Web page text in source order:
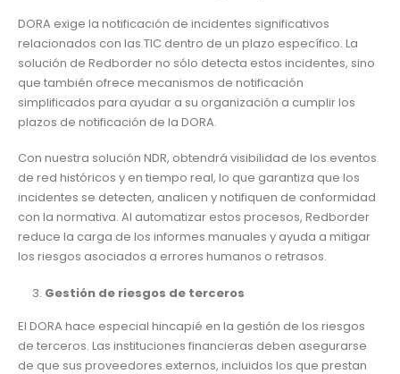
DORA exige la notificación de incidentes significativos
relacionados con las TIC dentro de un plazo específico. La
solución de Redborder no sólo detecta estos incidentes, sino
que también ofrece mecanismos de notificación
simplificados para ayudar a su organización a cumplir los
plazos de notificación de la DORA.
Con nuestra solución NDR, obtendrá visibilidad de los eventos
de red históricos y en tiempo real, lo que garantiza que los
incidentes se detecten, analicen y notifiquen de conformidad
con la normativa. Al automatizar estos procesos, Redborder
reduce la carga de los informes manuales y ayuda a mitigar
los riesgos asociados a errores humanos o retrasos.
Gestión de riesgos de terceros
El DORA hace especial hincapié en la gestión de los riesgos
de terceros. Las instituciones financieras deben asegurarse
de que sus proveedores externos, incluidos los que prestan